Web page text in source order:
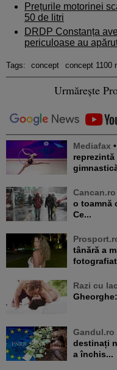
Prețurile motorinei
50 de litri
DRDP Constanța
periculoase au
Tags: concept concept 1100
Urmărește
Mediafax • Cine sunt femeile care ne
Cancan.ro
o toamnă
Ce...
tânără a
Razi cu
Gandul.ro
destinați
a închis...